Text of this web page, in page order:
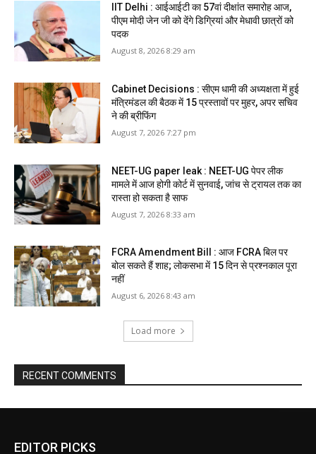
IIT Delhi : आईआईटी का 57वां दीक्षांत समारोह आज,
पीएम मोदी जेन जी को देंगे डिग्रियां और मेधावी छात्रों को
पदक
August 8, 2026 8:29 am
Cabinet Decisions : सीएम धामी की अध्यक्षता में हुई
मंत्रिमंडल की बैठक में 15 प्रस्तावों पर मुहर, अपर सचिव
ने की ब्रीफिंग
August 7, 2026 7:27 pm
NEET-UG paper leak : NEET-UG पेपर लीक
मामले में आज होगी कोर्ट में सुनवाई, जांच से ट्रायल तक का
रास्ता हो सकता है साफ
August 7, 2026 8:33 am
FCRA Amendment Bill : आज FCRA बिल पर
बोल सकते हैं शाह; लोकसभा में 15 दिन से प्रश्नकाल पूरा
नहीं
August 6, 2026 8:43 am
Load more
RECENT COMMENTS
EDITOR PICKS